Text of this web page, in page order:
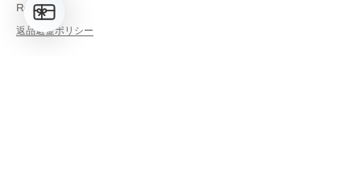
Returns
返品返金ポリシー